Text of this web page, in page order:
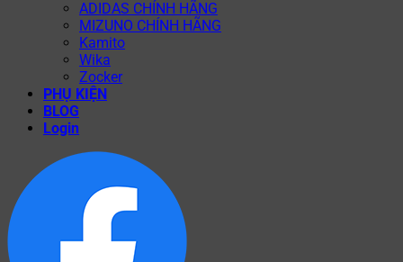
ADIDAS CHÍNH HÃNG
MIZUNO CHÍNH HÃNG
Kamito
Wika
Zocker
PHỤ KIỆN
BLOG
Login